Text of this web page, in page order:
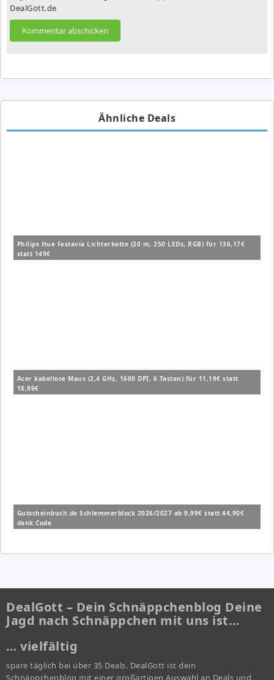
DealGott.de
Ähnliche Deals
Philips Hue Festavia Lichterkette (20 m, 250 LEDs, RGB) für 136,17€
statt 149€
Acer kabellose Maus (2,4 GHz, 1600 DPI, 6 Tasten) für 11,19€ statt
18,99€
Gutscheinbuch.de Schlemmerblock 2026/2027 ab 9,99€ statt 44,90€
dank Code
DealGott – Dein Schnäppchenblog Deine
Jagd nach Schnäppchen mit uns ist…
… vielfältig
spare täglich bei über 35 Deals. DealGott ist dein
Schnäppchenblog mit einer großartigen Auswahl an Deals und